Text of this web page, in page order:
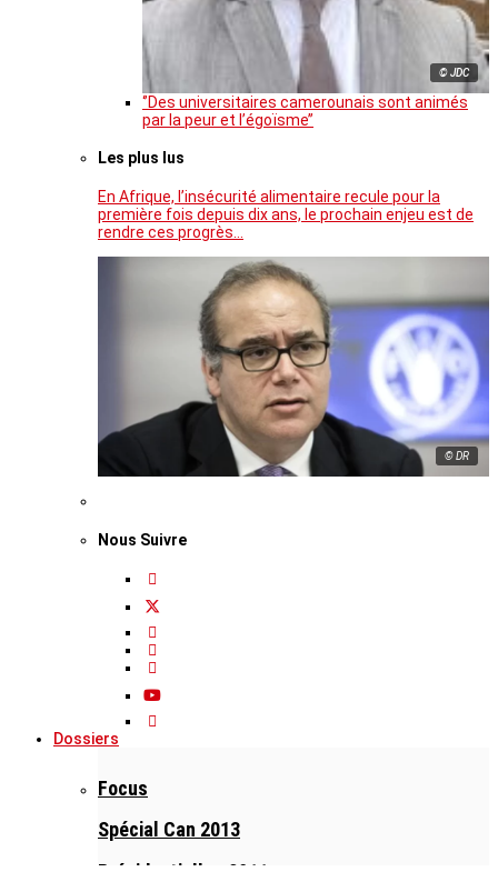
© JDC
‘’Des universitaires camerounais sont animés
par la peur et l’égoïsme’’
Les plus lus
En Afrique, l’insécurité alimentaire recule pour la
première fois depuis dix ans, le prochain enjeu est de
rendre ces progrès…
© DR
Nous Suivre
Dossiers
Focus
Spécial Can 2013
Présidentielles 2011